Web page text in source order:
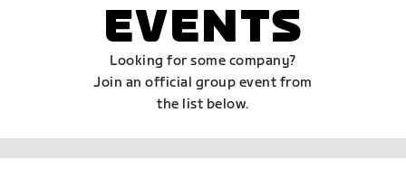
EVENTS
Looking for some company?
Join an official group event from
the list below.